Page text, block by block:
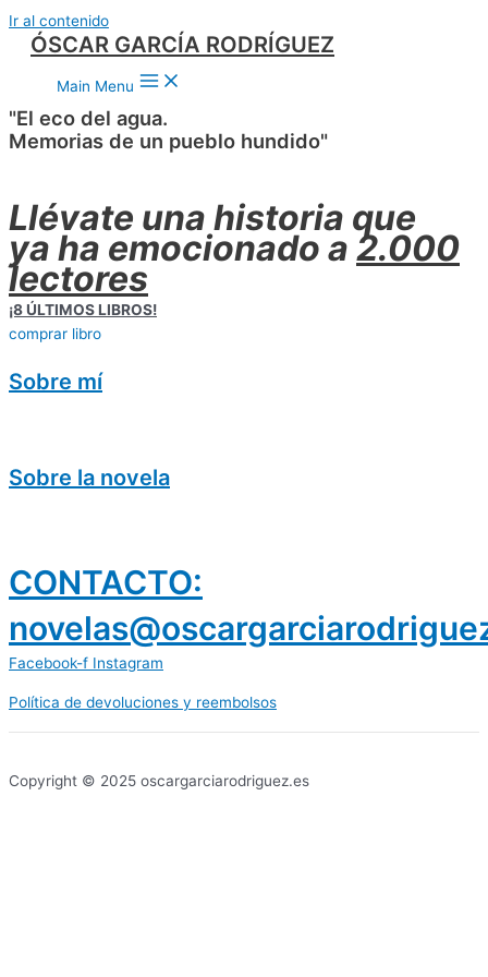
Ir al contenido
ÓSCAR GARCÍA RODRÍGUEZ
Main Menu
"El eco del agua.
Memorias de un pueblo hundido"
Llévate una historia que
ya ha emocionado a 2.000
lectores
¡8 ÚLTIMOS LIBROS!
comprar libro
Sobre mí
Sobre la novela
CONTACTO:
Facebook-f Instagram
Política de devoluciones y reembolsos
Copyright © 2025 oscargarciarodriguez.es